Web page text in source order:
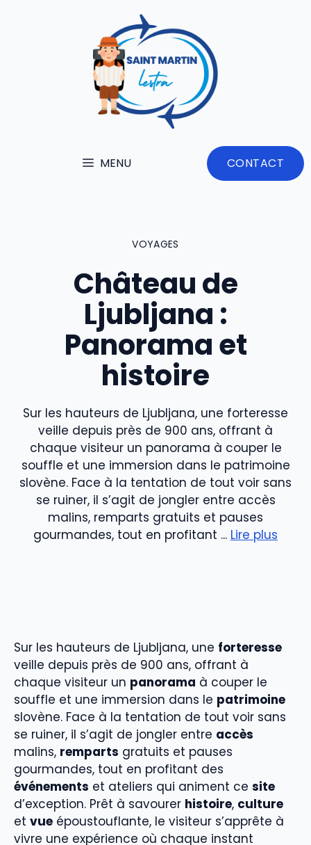
MENU CONTACT
VOYAGES
Château de
Ljubljana :
Panorama et
histoire
Sur les hauteurs de Ljubljana, une forteresse
veille depuis près de 900 ans, offrant à
chaque visiteur un panorama à couper le
souffle et une immersion dans le patrimoine
slovène. Face à la tentation de tout voir sans
se ruiner, il s’agit de jongler entre accès
malins, remparts gratuits et pauses
gourmandes, tout en profitant ... Lire plus
Sur les hauteurs de Ljubljana, une forteresse
veille depuis près de 900 ans, offrant à
chaque visiteur un panorama à couper le
souffle et une immersion dans le patrimoine
slovène. Face à la tentation de tout voir sans
se ruiner, il s’agit de jongler entre accès
malins, remparts gratuits et pauses
gourmandes, tout en profitant des
événements et ateliers qui animent ce site
d’exception. Prêt à savourer histoire, culture
et vue époustouflante, le visiteur s’apprête à
vivre une expérience où chaque instant